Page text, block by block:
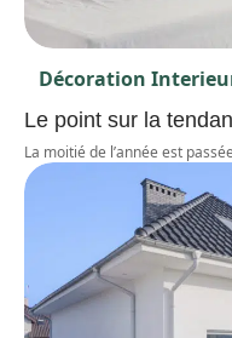
Décoration
Le point sur la
La moitié de l’année est